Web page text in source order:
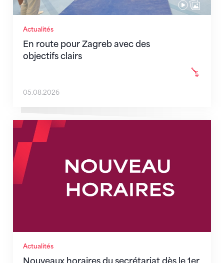
Actualités
En route pour Zagreb avec des
objectifs clairs
05.08.2026
Actualités
Nouveaux horaires du secrétariat dès le 1er
Nouveaux horaires du secrétariat dès le 1er août